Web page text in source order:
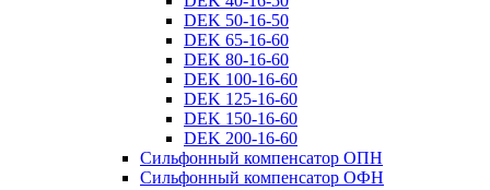
DEK 50-16-50
DEK 65-16-60
DEK 80-16-60
DEK 100-16-60
DEK 125-16-60
DEK 150-16-60
DEK 200-16-60
Сильфонный компенсатор ОПН
Сильфонный компенсатор ОФН